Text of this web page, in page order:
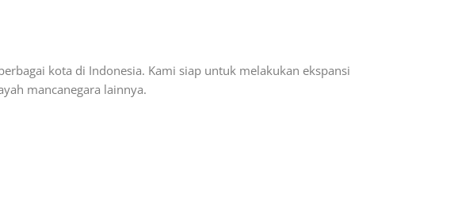
kota di Indonesia. Kami siap untuk melakukan ekspansi
mancanegara lainnya.